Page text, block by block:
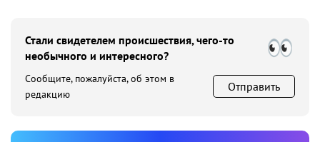
Стали свидетелем происшествия, чего-то
необычного и интересного?
Сообщите, пожалуйста, об этом в
редакцию
Отправить